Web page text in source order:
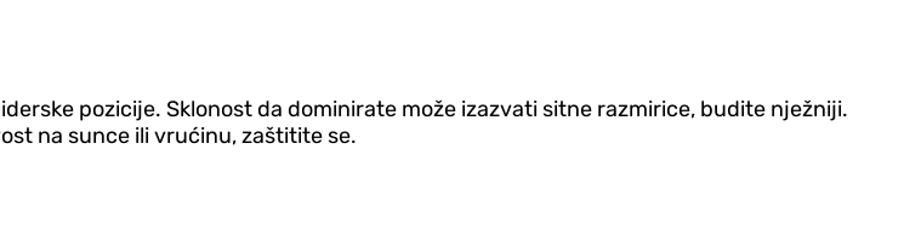
pozicije. Sklonost da dominirate može izazvati sitne razmirice, budite nježniji.
na sunce ili vrućinu, zaštitite se.